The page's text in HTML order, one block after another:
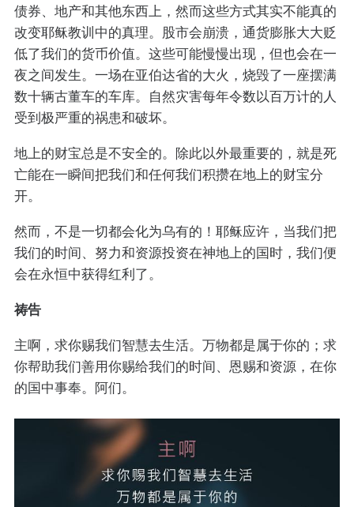
债券、地产和其他东西上，然而这些方式其实不能真的
改变耶稣教训中的真理。股市会崩溃，通货膨胀大大贬
低了我们的货币价值。这些可能慢慢出现，但也会在一
夜之间发生。一场在亚伯达省的大火，烧毁了一座摆满
数十辆古董车的车库。自然灾害每年令数以百万计的人
受到极严重的祸患和破坏。
地上的财宝总是不安全的。除此以外最重要的，就是死
亡能在一瞬间把我们和任何我们积攒在地上的财宝分
开。
然而，不是一切都会化为乌有的！耶稣应许，当我们把
我们的时间、努力和资源投资在神地上的国时，我们便
会在永恒中获得红利了。
祷告
主啊，求你赐我们智慧去生活。万物都是属于你的；求
你帮助我们善用你赐给我们的时间、恩赐和资源，在你
的国中事奉。阿们。